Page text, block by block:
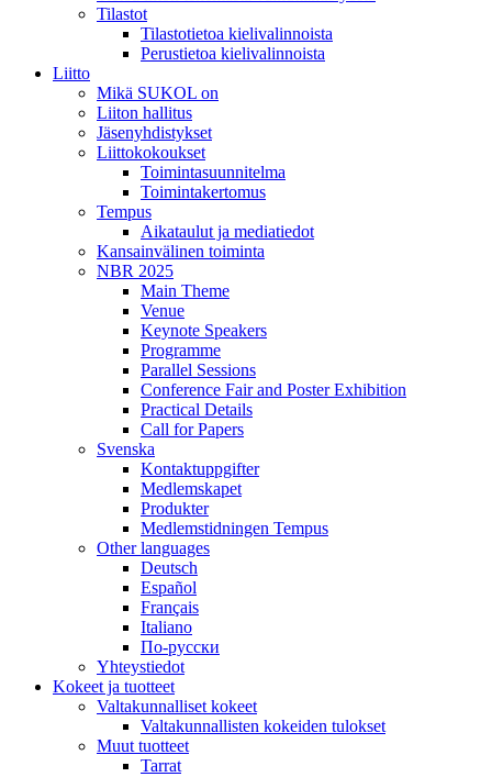
Tilastot
Tilastotietoa kielivalinnoista
Perustietoa kielivalinnoista
Liitto
Mikä SUKOL on
Liiton hallitus
Jäsenyhdistykset
Liittokokoukset
Toimintasuunnitelma
Toimintakertomus
Tempus
Aikataulut ja mediatiedot
Kansainvälinen toiminta
NBR 2025
Main Theme
Venue
Keynote Speakers
Programme
Parallel Sessions
Conference Fair and Poster Exhibition
Practical Details
Call for Papers
Svenska
Kontaktuppgifter
Medlemskapet
Produkter
Medlemstidningen Tempus
Other languages
Deutsch
Español
Français
Italiano
По-русски
Yhteystiedot
Kokeet ja tuotteet
Valtakunnalliset kokeet
Valtakunnallisten kokeiden tulokset
Muut tuotteet
Tarrat